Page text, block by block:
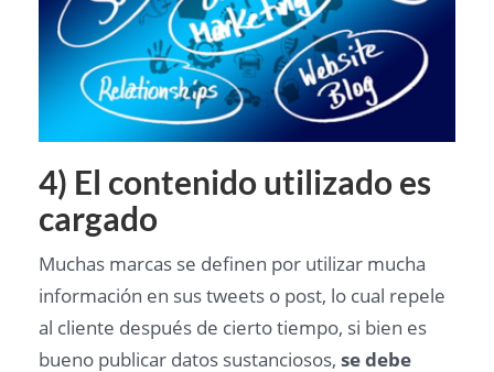
4) El contenido utilizado es
cargado
Muchas marcas se definen por utilizar mucha
información en sus tweets o post, lo cual repele
al cliente después de cierto tiempo, si bien es
bueno publicar datos sustanciosos, se debe